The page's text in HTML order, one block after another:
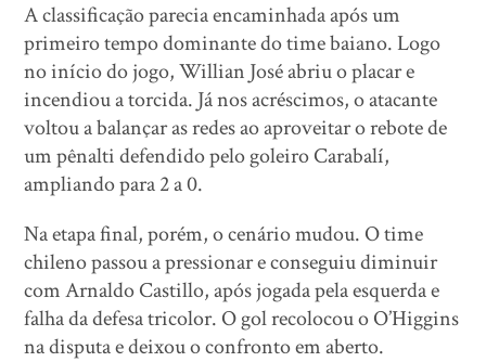
A classificação parecia encaminhada após um
primeiro tempo dominante do time baiano. Logo
no início do jogo, Willian José abriu o placar e
incendiou a torcida. Já nos acréscimos, o atacante
voltou a balançar as redes ao aproveitar o rebote de
um pênalti defendido pelo goleiro Carabalí,
ampliando para 2 a 0.
Na etapa final, porém, o cenário mudou. O time
chileno passou a pressionar e conseguiu diminuir
com Arnaldo Castillo, após jogada pela esquerda e
falha da defesa tricolor. O gol recolocou o O’Higgins
na disputa e deixou o confronto em aberto.